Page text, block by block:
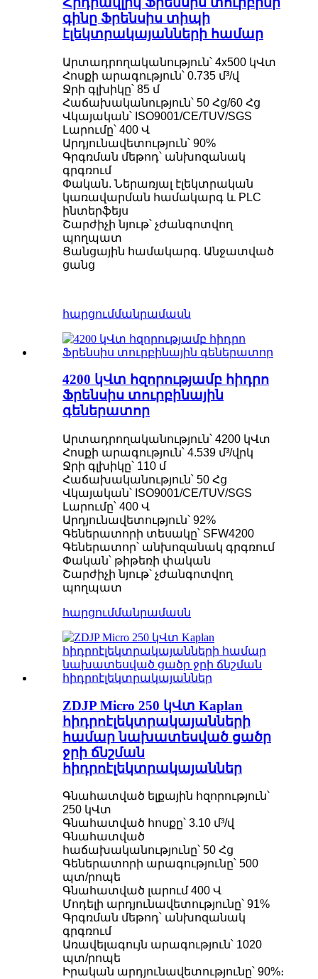
գինը Ֆրենսիս տիպի
էլեկտրակայանների համար
Արտադրողականություն՝ 4x500 կՎտ
Հոսքի արագություն՝ 0.735 մ³/վ
Ջրի գլխիկը՝ 85 մ
Հաճախականություն՝ 50 Հց/60 Հց
Վկայական՝ ISO9001/CE/TUV/SGS
Լարումը՝ 400 Վ
Արդյունավետություն՝ 90%
Գրգռման մեթոդ՝ անխոզանակ
գրգռում
Փական. Ներառյալ էլեկտրական
կառավարման համակարգ և PLC
ինտերֆեյս
Շարժիչի նյութ՝ չժանգոտվող
պողպատ
Ցանցային համակարգ. Անջատված
ցանց
հարցումմանրամասն
4200 կՎտ հզորությամբ հիդրո
Ֆրենսիս տուրբինային
գեներատոր
Արտադրողականություն՝ 4200 կՎտ
Հոսքի արագություն՝ 4.539 մ³/վրկ
Ջրի գլխիկը՝ 110 մ
Հաճախականություն՝ 50 Հց
Վկայական՝ ISO9001/CE/TUV/SGS
Լարումը՝ 400 Վ
Արդյունավետություն՝ 92%
Գեներատորի տեսակը՝ SFW4200
Գեներատոր՝ անխոզանակ գրգռում
Փական՝ թիթեռի փական
Շարժիչի նյութ՝ չժանգոտվող
պողպատ
հարցումմանրամասն
ZDJP Micro 250 կՎտ Kaplan
հիդրոէլեկտրակայանների
համար նախատեսված ցածր
ջրի ճնշման
հիդրոէլեկտրակայաններ
Գնահատված ելքային հզորություն՝
250 կՎտ
Գնահատված հոսքը՝ 3.10 մ³/վ
Գնահատված
հաճախականությունը՝ 50 Հց
Գեներատորի արագությունը՝ 500
պտ/րոպե
Գնահատված լարում 400 Վ
Մոդելի արդյունավետությունը՝ 91%
Գրգռման մեթոդ՝ անխոզանակ
գրգռում
Առավելագույն արագություն՝ 1020
պտ/րոպե
Իրական արդյունավետությունը՝ 90%։